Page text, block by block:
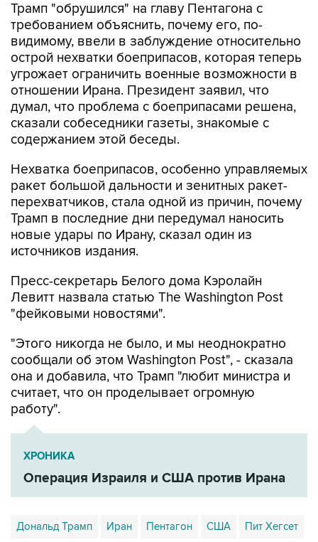
Трамп "обрушился" на главу Пентагона с
требованием объяснить, почему его, по-
видимому, ввели в заблуждение относительно
острой нехватки боеприпасов, которая теперь
угрожает ограничить военные возможности в
отношении Ирана. Президент заявил, что
думал, что проблема с боеприпасами решена,
сказали собеседники газеты, знакомые с
содержанием этой беседы.
Нехватка боеприпасов, особенно управляемых
ракет большой дальности и зенитных ракет-
перехватчиков, стала одной из причин, почему
Трамп в последние дни передумал наносить
новые удары по Ирану, сказал один из
источников издания.
Пресс-секретарь Белого дома Кэролайн
Левитт назвала статью The Washington Post
"фейковыми новостями".
"Этого никогда не было, и мы неоднократно
сообщали об этом Washington Post", - сказала
она и добавила, что Трамп "любит министра и
считает, что он проделывает огромную
работу".
ХРОНИКА
Операция Израиля и США против Ирана
Дональд Трамп Иран Пентагон США Пит Хегсет